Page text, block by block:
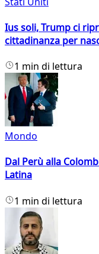
Ius soli, Trump ci
cittadinanza per
1 min di lettura
Mondo
Dal Perù alla
Latina
1 min di lettura